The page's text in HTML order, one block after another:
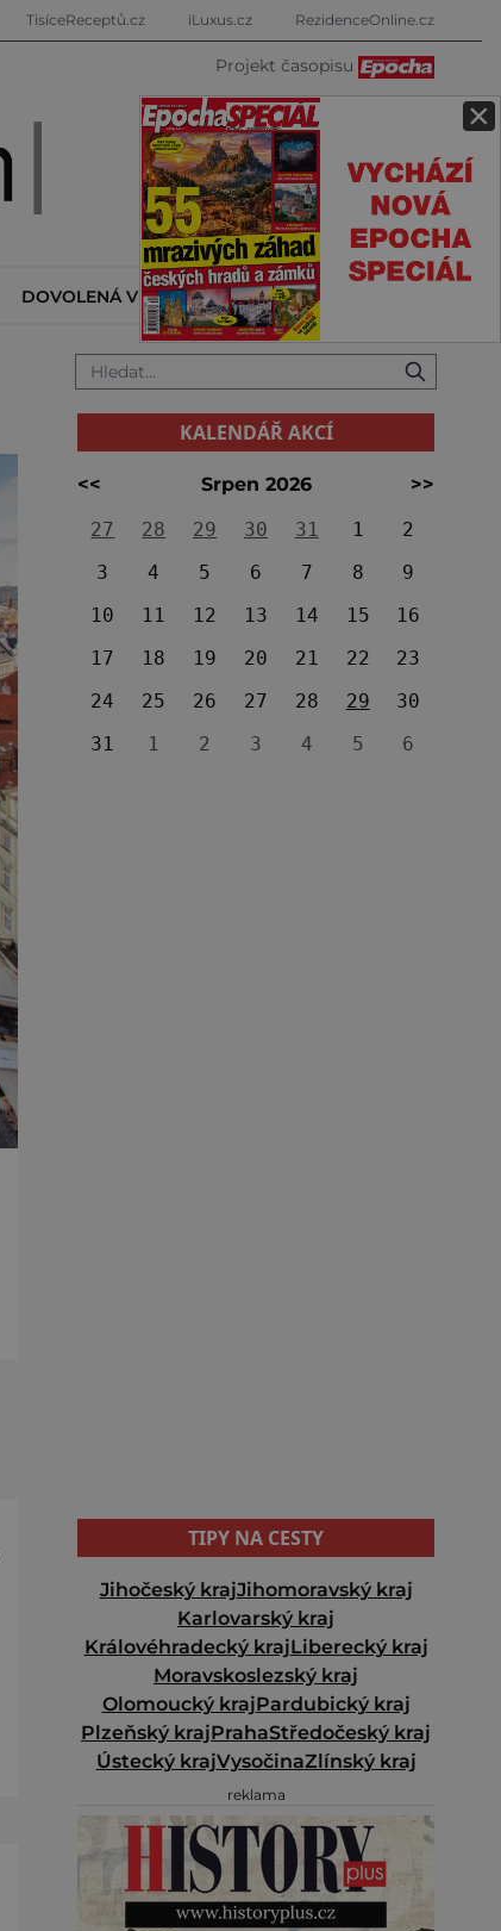
×
TisíceReceptů.cz iLuxus.cz RezidenceOnline.cz
Projekt časopisu
DOVOLENÁ V ZAHRANIČÍ KALENDÁŘ AKCÍ
KALENDÁŘ AKCÍ
<< Srpen 2026
>>
27
28 29 30 31 1
2
3
4 5 6 7 8
9
10
11 12 13 14 15
16
17
18 19 20 21 22
23
24
25 26 27 28 29
30
31
1 2 3 4 5 6
TIPY NA CESTY
Jihočeský krajJihomoravský kraj
Karlovarský kraj
Královéhradecký krajLiberecký kraj
Moravskoslezský kraj
Olomoucký krajPardubický kraj
Plzeňský krajPrahaStředočeský kraj
Ústecký krajVysočinaZlínský kraj
reklama